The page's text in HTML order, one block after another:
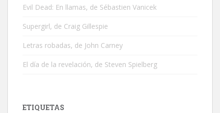
Evil Dead: En llamas, de Sébastien Vanicek
Supergirl, de Craig Gillespie
Letras robadas, de John Carney
El día de la revelación, de Steven Spielberg
ETIQUETAS